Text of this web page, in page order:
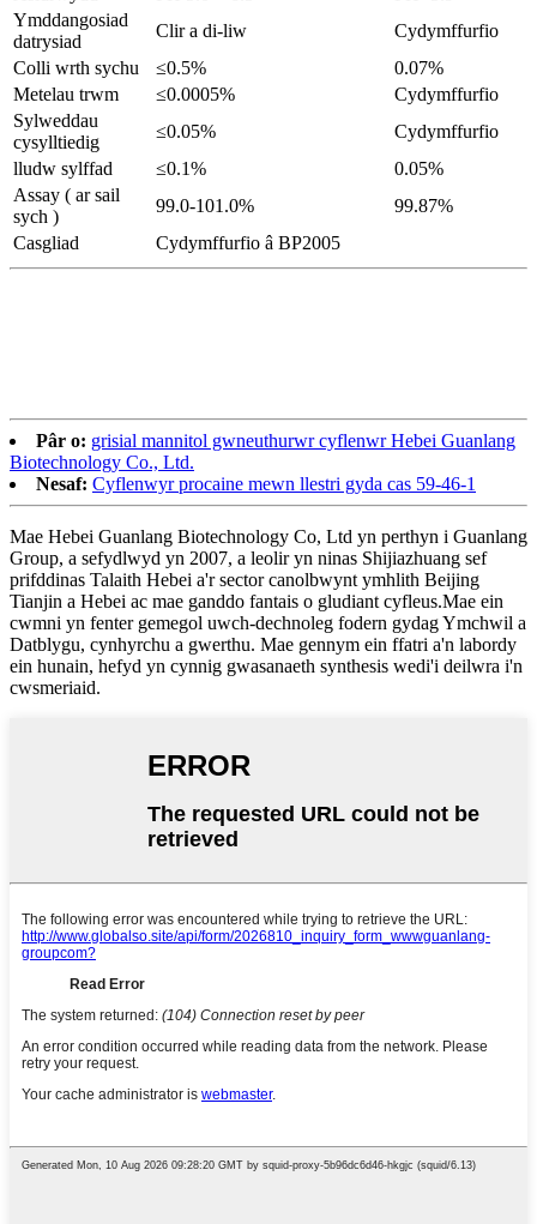
Ymddangosiad
datrysiad
Clir a di-liw
Cydymffurfio
Colli wrth sychu
≤0.5%
0.07%
Metelau trwm
≤0.0005%
Cydymffurfio
Sylweddau
cysylltiedig
≤0.05%
Cydymffurfio
lludw sylffad
≤0.1%
0.05%
Assay ( ar sail
sych )
99.0-101.0%
99.87%
Casgliad
Cydymffurfio â BP2005
Pâr o: grisial mannitol gwneuthurwr cyflenwr Hebei Guanlang
Biotechnology Co., Ltd.
Nesaf: Cyflenwyr procaine mewn llestri gyda cas 59-46-1
Mae Hebei Guanlang Biotechnology Co, Ltd yn perthyn i Guanlang
Group, a sefydlwyd yn 2007, a leolir yn ninas Shijiazhuang sef
prifddinas Talaith Hebei a'r sector canolbwynt ymhlith Beijing
Tianjin a Hebei ac mae ganddo fantais o gludiant cyfleus.Mae ein
cwmni yn fenter gemegol uwch-dechnoleg fodern gydag Ymchwil a
Datblygu, cynhyrchu a gwerthu. Mae gennym ein ffatri a'n labordy
ein hunain, hefyd yn cynnig gwasanaeth synthesis wedi'i deilwra i'n
cwsmeriaid.